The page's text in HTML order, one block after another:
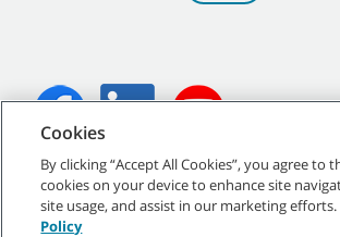
2026 Tennant Company. Todos los derechos
Cookies
By clicking “Accept All Cookies”, you agree to
cookies on your device to enhance site
site usage, and assist in our marketing efforts.
Policy